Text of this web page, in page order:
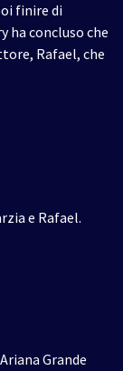
finire di
ha concluso che
Rafael, che
e Rafael.
Grande